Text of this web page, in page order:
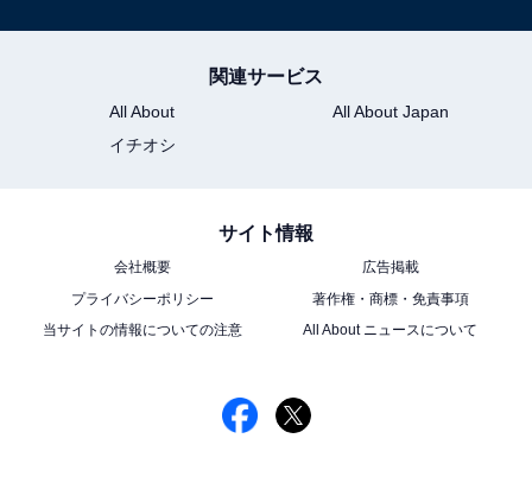
関連サービス
All About
All About Japan
イチオシ
サイト情報
会社概要
広告掲載
プライバシーポリシー
著作権・商標・免責事項
当サイトの情報についての注意
All About ニュースについて